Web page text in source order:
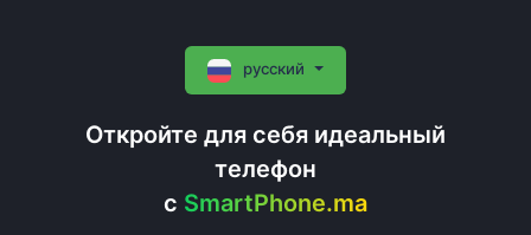
Откройте для себя идеальный
телефон
c SmartPhone.ma
русский